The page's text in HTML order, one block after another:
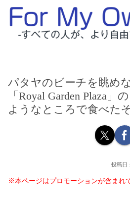
パタヤのビーチを眺め
「Royal Garden Plaza」
ようなところで食べた
※本ページはプロモーションが含まれ